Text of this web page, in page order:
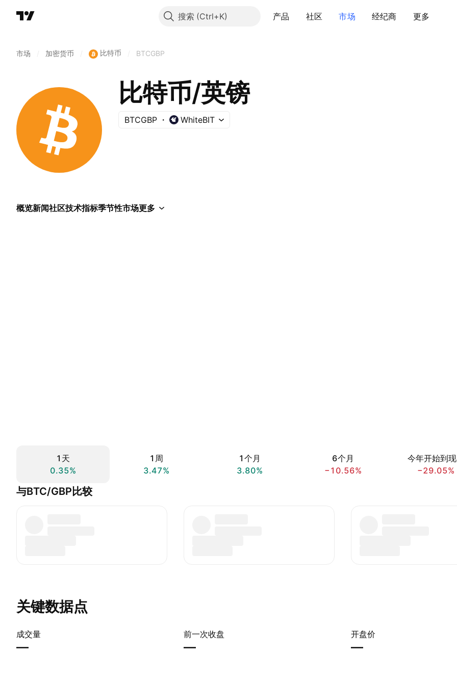
搜索 产品 社区 市场 经纪商 更多
市场 加密货币 比特币 BTCGBP
比特币/英镑
BTCGBP WhiteBIT
概览新闻社区技术指标季节性市场更多
1天
0.35%
1周
3.47%
1个月
3.80%
6个月
−10.56%
今年开始到
−29.05%
与BTC/GBP比较
关键数据点
成交量
—
前一次收盘
—
开盘价
—